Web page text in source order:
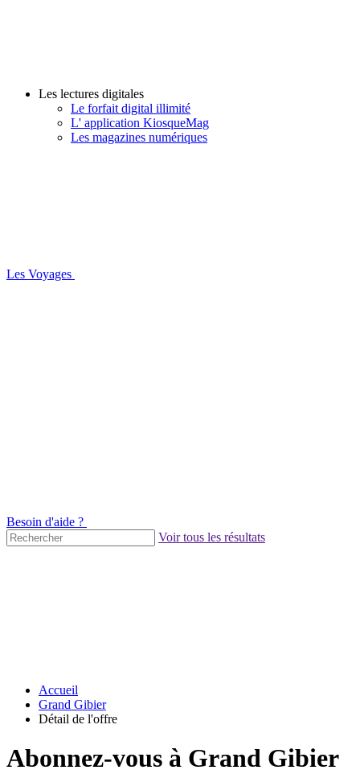
Les lectures digitales
Le forfait digital illimité
L' application KiosqueMag
Les magazines numériques
Les Voyages
Besoin d'aide ?
Voir tous les résultats
Accueil
Grand Gibier
Détail de l'offre
Abonnez-vous à Grand Gibier